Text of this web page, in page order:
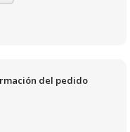
del pedido